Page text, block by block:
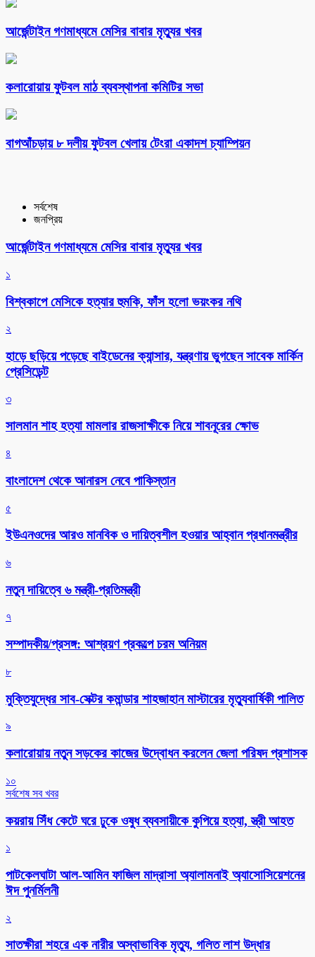
আর্জেন্টাইন গণমাধ্যমে মেসির বাবার মৃত্যুর খবর
কলারোয়ায় ফুটবল মাঠ ব্যবস্থাপনা কমিটির সভা
বাগআঁচড়ায় ৮ দলীয় ফুটবল খেলায় টেংরা একাদশ চ্যাম্পিয়ন
সর্বশেষ
জনপ্রিয়
আর্জেন্টাইন গণমাধ্যমে মেসির বাবার মৃত্যুর খবর
১
বিশ্বকাপে মেসিকে হত্যার হুমকি, ফাঁস হলো ভয়ংকর নথি
২
হাড়ে ছড়িয়ে পড়েছে বাইডেনের ক্যান্সার, যন্ত্রণায় ভুগছেন সাবেক মার্কিন
প্রেসিডেন্ট
৩
সালমান শাহ হত্যা মামলার রাজসাক্ষীকে নিয়ে শাবনূরের ক্ষোভ
৪
বাংলাদেশ থেকে আনারস নেবে পাকিস্তান
৫
ইউএনওদের আরও মানবিক ও দায়িত্বশীল হওয়ার আহ্বান প্রধানমন্ত্রীর
৬
নতুন দায়িত্বে ৬ মন্ত্রী-প্রতিমন্ত্রী
৭
সম্পাদকীয়/প্রসঙ্গ: আশ্রয়ণ প্রকল্পে চরম অনিয়ম
৮
মুক্তিযুদ্ধের সাব-সেক্টর কমান্ডার শাহজাহান মাস্টারের মৃত্যুবার্ষিকী পালিত
৯
কলারোয়ায় নতুন সড়কের কাজের উদ্বোধন করলেন জেলা পরিষদ প্রশাসক
১০
সর্বশেষ সব খবর
কয়রায় সিঁধ কেটে ঘরে ঢুকে ওষুধ ব্যবসায়ীকে কুপিয়ে হত্যা, স্ত্রী আহত
১
পাটকেলঘাটা আল-আমিন ফাজিল মাদ্রাসা অ্যালামনাই অ্যাসোসিয়েশনের
ঈদ পুনর্মিলনী
২
সাতক্ষীরা শহরে এক নারীর অস্বাভাবিক মৃত্যু, গলিত লাশ উদ্ধার